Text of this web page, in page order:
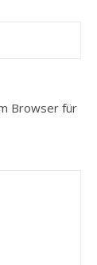
Browser für